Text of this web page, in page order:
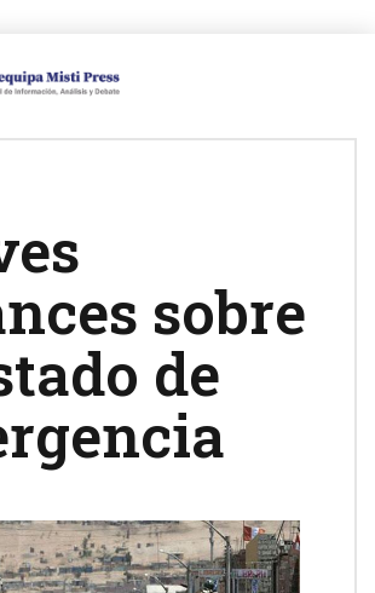
sobre
de